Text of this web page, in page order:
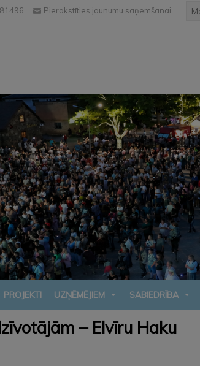
Pierakstīties jaunumu saņemšanai
PROJEKTI UZŅĒMĒJIEM SABIEDRĪBA
– Elvīru Haku